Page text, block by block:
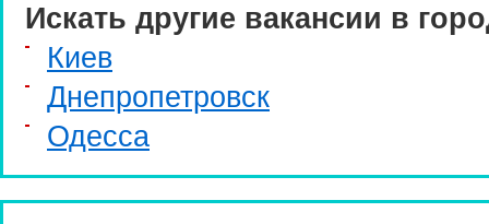
Искать другие вакансии в
Киев
Днепропетровск
Одесса